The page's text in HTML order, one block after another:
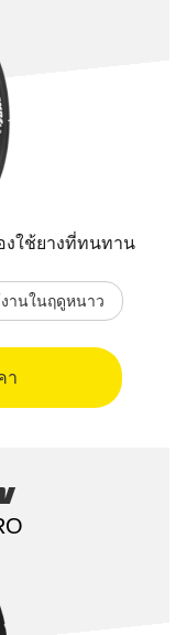
ใช้ยางที่ทนทาน
านในฤดูหนาว
า